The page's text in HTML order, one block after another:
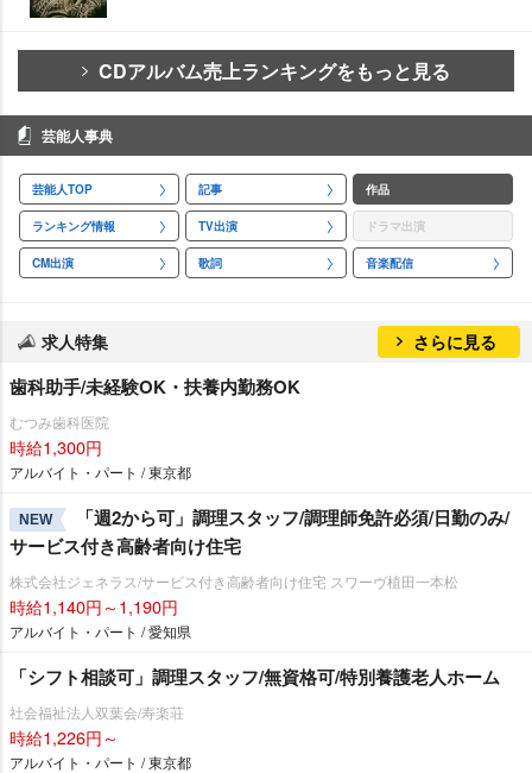
CDアルバム売上ランキングをもっと見る
芸能人事典
芸能人TOP 記事 作品
ランキング情報 TV出演 ドラマ出演
CM出演 歌詞 音楽配信
求人特集 さらに見る
歯科助手/未経験OK・扶養内勤務OK
むつみ歯科医院
時給1,300円
アルバイト・パート / 東京都
NEW
「週2から可」調理スタッフ/調理師免許必須/日勤のみ/
サービス付き高齢者向け住宅
株式会社ジェネラス/サービス付き高齢者向け住宅 スワーヴ植田一本松
時給1,140円～1,190円
アルバイト・パート / 愛知県
「シフト相談可」調理スタッフ/無資格可/特別養護老人ホーム
社会福祉法人双葉会/寿楽荘
時給1,226円～
アルバイト・パート / 東京都